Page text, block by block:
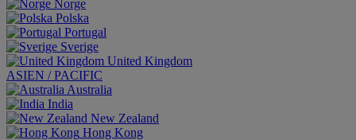
Norge
Polska
Portugal
Sverige
United Kingdom
ASIEN / PACIFIC
Australia
India
New Zealand
Hong Kong